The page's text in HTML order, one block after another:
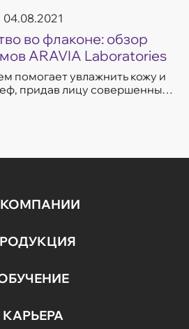
04.08.2021
во флаконе: обзор
ARAVIA Laboratories
помогает увлажнить кожу и
придав лицу совершенный
КАРЬЕРА